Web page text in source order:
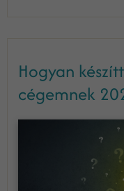
Hogyan
cégemnek